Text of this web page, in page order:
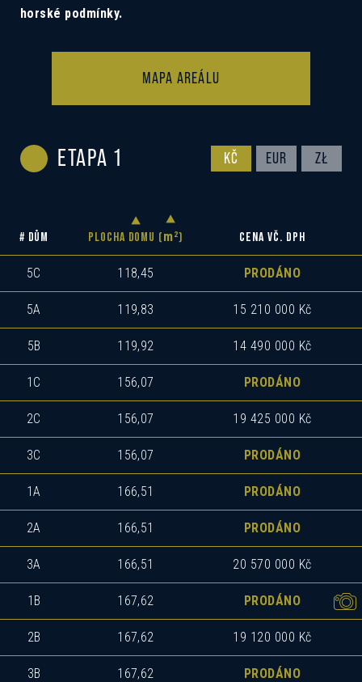
horské podmínky.
MAPA AREÁLU
ETAPA 1 KČ EUR ZŁ
# DŮM PLOCHA DOMU (m2) CENA VČ. DPH
5C 118,45 PRODÁNO
5A 119,83 15 210 000 Kč
5B 119,92 14 490 000 Kč
1C 156,07 PRODÁNO
2C 156,07 19 425 000 Kč
3C 156,07 PRODÁNO
1A 166,51 PRODÁNO
2A 166,51 PRODÁNO
3A 166,51 20 570 000 Kč
1B 167,62 PRODÁNO
2B 167,62 19 120 000 Kč
3B 167,62 PRODÁNO